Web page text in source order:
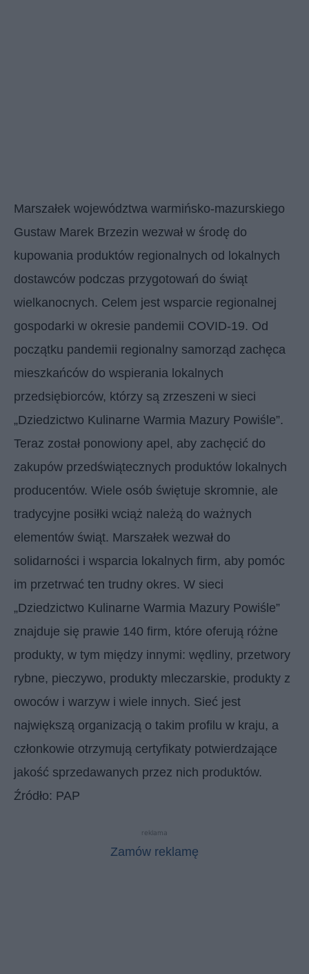
Marszałek województwa warmińsko-mazurskiego
Gustaw Marek Brzezin wezwał w środę do
kupowania produktów regionalnych od lokalnych
dostawców podczas przygotowań do świąt
wielkanocnych. Celem jest wsparcie regionalnej
gospodarki w okresie pandemii COVID-19. Od
początku pandemii regionalny samorząd zachęca
mieszkańców do wspierania lokalnych
przedsiębiorców, którzy są zrzeszeni w sieci
„Dziedzictwo Kulinarne Warmia Mazury Powiśle”.
Teraz został ponowiony apel, aby zachęcić do
zakupów przedświątecznych produktów lokalnych
producentów. Wiele osób świętuje skromnie, ale
tradycyjne posiłki wciąż należą do ważnych
elementów świąt. Marszałek wezwał do
solidarności i wsparcia lokalnych firm, aby pomóc
im przetrwać ten trudny okres. W sieci
„Dziedzictwo Kulinarne Warmia Mazury Powiśle”
znajduje się prawie 140 firm, które oferują różne
produkty, w tym między innymi: wędliny, przetwory
rybne, pieczywo, produkty mleczarskie, produkty z
owoców i warzyw i wiele innych. Sieć jest
największą organizacją o takim profilu w kraju, a
członkowie otrzymują certyfikaty potwierdzające
jakość sprzedawanych przez nich produktów.
Źródło: PAP
reklama
Zamów reklamę